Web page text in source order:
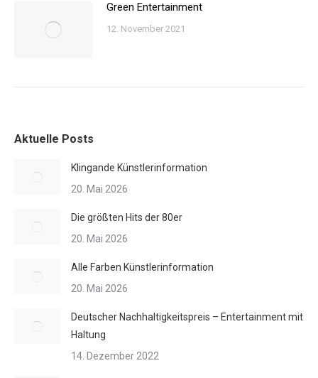
Green Entertainment
12. November 2021
Aktuelle Posts
Klingande Künstlerinformation
20. Mai 2026
Die größten Hits der 80er
20. Mai 2026
Alle Farben Künstlerinformation
20. Mai 2026
Deutscher Nachhaltigkeitspreis – Entertainment mit
Haltung
14. Dezember 2022